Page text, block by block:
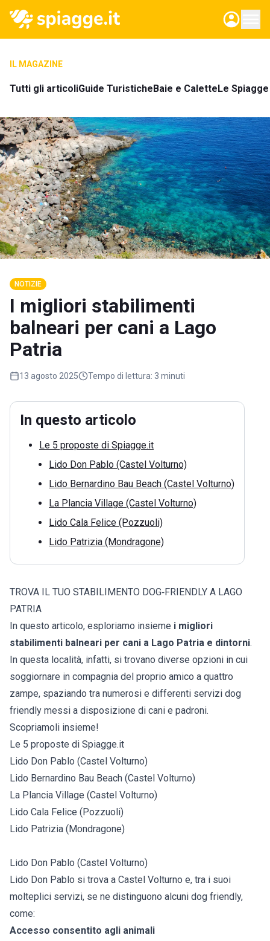
IL MAGAZINE
Tutti gli articoliGuide TuristicheBaie e CaletteLe
NOTIZIE
I migliori stabilimenti
balneari per cani a Lago
Patria
13 agosto 2025 Tempo di lettura: 3 minuti
In questo articolo
Le 5 proposte di Spiagge.it
Lido Don Pablo (Castel Volturno)
Lido Bernardino Bau Beach (Castel Volturno)
La Plancia Village (Castel Volturno)
Lido Cala Felice (Pozzuoli)
Lido Patrizia (Mondragone)
TROVA IL TUO STABILIMENTO DOG‑FRIENDLY A LAGO
PATRIA
In questo articolo, esploriamo insieme i migliori
stabilimenti balneari per cani a Lago Patria e dintorni.
In questa località, infatti, si trovano diverse opzioni in cui
soggiornare in compagnia del proprio amico a quattro
zampe, spaziando tra numerosi e differenti servizi dog
friendly messi a disposizione di cani e padroni.
Scopriamoli insieme!
Le 5 proposte di Spiagge.it
Lido Don Pablo (Castel Volturno)
Lido Bernardino Bau Beach (Castel Volturno)
La Plancia Village (Castel Volturno)
Lido Cala Felice (Pozzuoli)
Lido Patrizia (Mondragone)
Lido Don Pablo (Castel Volturno)
Lido Don Pablo si trova a Castel Volturno e, tra i suoi
molteplici servizi, se ne distinguono alcuni dog friendly,
come:
Accesso consentito agli animali